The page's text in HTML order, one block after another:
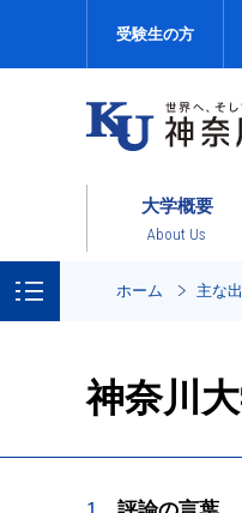
受験生の方
大学概要
About Us
ホーム 主な
神奈川